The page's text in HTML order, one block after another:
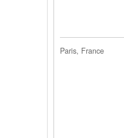
Paris, France